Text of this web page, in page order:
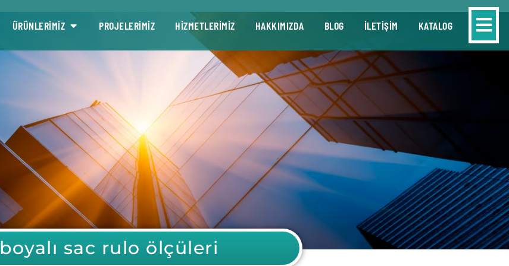
ÜRÜNLERİMİZ PROJELERİMİZ HİZMETLERİMİZ HAKKIMIZDA BLOG İLETİŞİM KATALOG
boyalı sac rulo ölçüleri